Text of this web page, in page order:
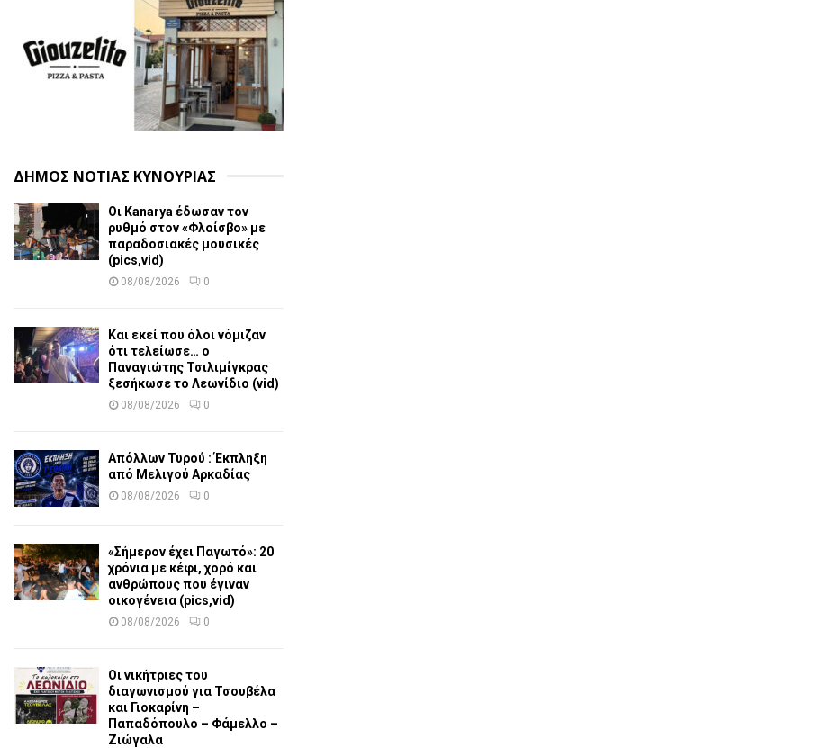
ΔΗΜΟΣ ΝΟΤΙΑΣ ΚΥΝΟΥΡΙΑΣ
Οι Kanarya έδωσαν τον
ρυθμό στον «Φλοίσβο» με
παραδοσιακές μουσικές
(pics,vid)
08/08/2026 0
Και εκεί που όλοι νόμιζαν
ότι τελείωσε… ο
Παναγιώτης Τσιλιμίγκρας
ξεσήκωσε το Λεωνίδιο (vid)
08/08/2026 0
Απόλλων Τυρού : Έκπληξη
από Μελιγού Αρκαδίας
08/08/2026 0
«Σήμερον έχει Παγωτό»: 20
χρόνια με κέφι, χορό και
ανθρώπους που έγιναν
οικογένεια (pics,vid)
08/08/2026 0
Οι νικήτριες του
διαγωνισμού για Τσουβέλα
και Γιοκαρίνη –
Παπαδόπουλο – Φάμελλο –
Ζιώγαλα